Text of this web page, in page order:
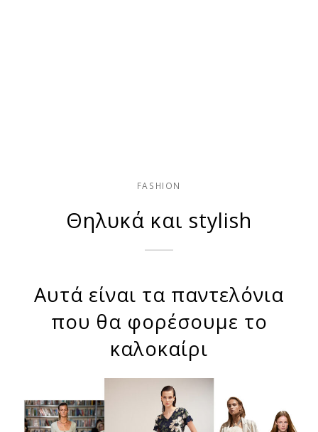
FASHION
Θηλυκά και stylish
Αυτά είναι τα παντελόνια
που θα φορέσουμε το
καλοκαίρι